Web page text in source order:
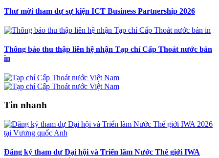
Thư mời tham dự sự kiện ICT Business Partnership 2026
Thông báo thu thập liên hệ nhận Tạp chí Cấp Thoát nước bản
in
Tin nhanh
Đăng ký tham dự Đại hội và Triển lãm Nước Thế giới IWA